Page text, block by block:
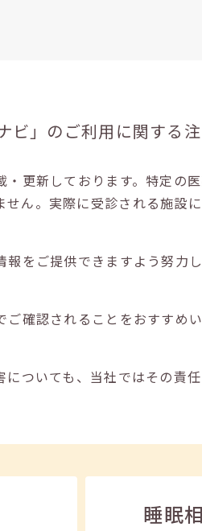
ビ」の ご利用に関する
更新しております。特定の
ん。実際に受診される施設
をご提供できますよう努力
確認されることをおすすめ
ついても、当社ではその責
睡眠